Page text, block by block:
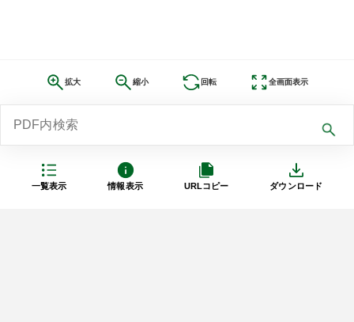
一覧表示 情報表示 URLコピー ダウンロード
拡大 縮小 回転 全画面表示